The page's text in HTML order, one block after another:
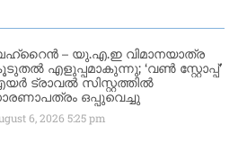
– യു.എ.ഇ വിമാനയാത്ര
എളുപ്പമാകുന്നു; ‘വൺ സ്റ്റോപ്പ്’
ട്രാവൽ സിസ്റ്റത്തിൽ
ഒപ്പുവെച്ചു
6, 20265:25 pm